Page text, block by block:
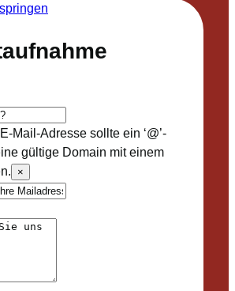
Mail-Adresse sollte ein ‘@’-
gültige Domain mit einem
×